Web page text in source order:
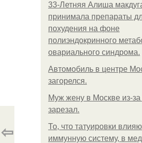
33-Летняя Алиша
принимала препараты
похудения на фоне
полиэндокринного
овариального синдрома.
Автомобиль в центре
загорелся.
Mуж жену в Москве из-за
зарезал.
То, что татуировки
иммунную систему, в
⇦